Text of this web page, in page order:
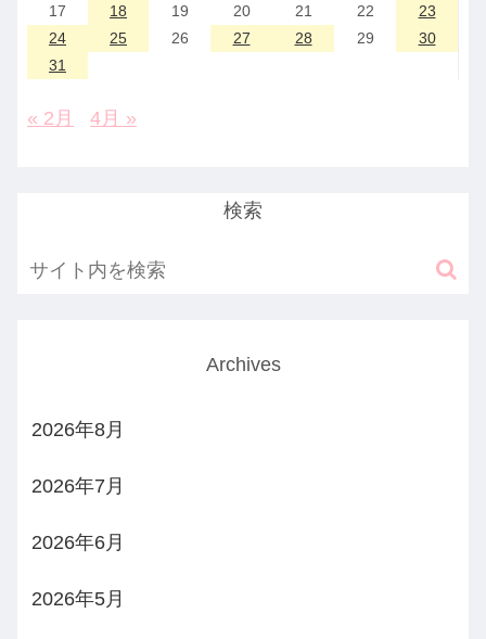
17
18 19 20 21 22
23
24
25 26 27 28 29
30
31
« 2月 4月 »
検索
Archives
2026年8月
2026年7月
2026年6月
2026年5月